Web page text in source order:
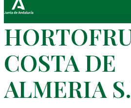
COSTA DE
ALMERIA